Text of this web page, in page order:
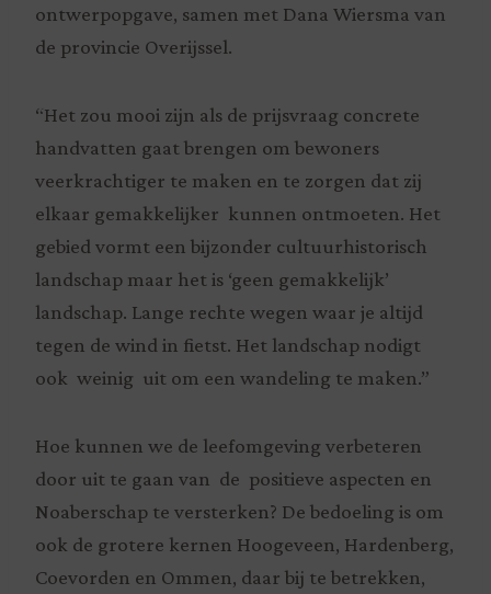
ontwerpopgave, samen met Dana Wiersma van
de provincie Overijssel.
“Het zou mooi zijn als de prijsvraag concrete
handvatten gaat brengen om bewoners
veerkrachtiger te maken en te zorgen dat zij
elkaar gemakkelijker kunnen ontmoeten. Het
gebied vormt een bijzonder cultuurhistorisch
landschap maar het is ‘geen gemakkelijk’
landschap. Lange rechte wegen waar je altijd
tegen de wind in fietst. Het landschap nodigt
ook weinig uit om een wandeling te maken.”
Hoe kunnen we de leefomgeving verbeteren
door uit te gaan van de positieve aspecten en
Noaberschap te versterken? De bedoeling is om
ook de grotere kernen Hoogeveen, Hardenberg,
Coevorden en Ommen, daar bij te betrekken,